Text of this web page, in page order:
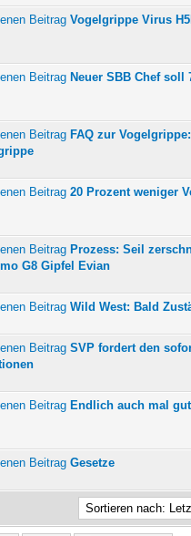
Vogelgrippe Virus
Neuer SBB Chef soll
FAQ zur
- 0 von 5 durchschnittlich
20 Prozent weniger
- 0 von 5 durchschnittlich
Prozess: Seil
G8 Gipfel Evian
- 0 von 5 durchschnittlich
Wild West: Bald
- 0 von 5 durchschnittlich
SVP fordert den
- 0 von 5 durchschnittlich
Endlich auch mal
Gesetze
- 0 von 5 durchschnittlich